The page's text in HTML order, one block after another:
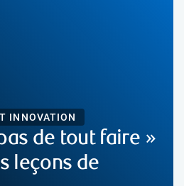
INNOVATION
de tout faire »
leçons de